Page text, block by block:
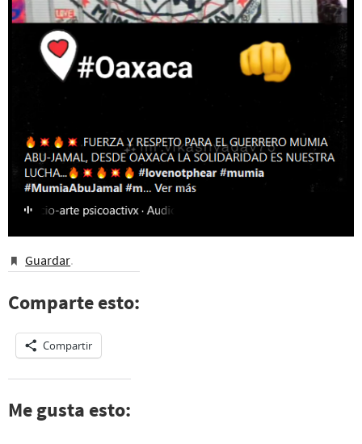
Guardar.
Comparte esto:
Compartir
Me gusta esto: